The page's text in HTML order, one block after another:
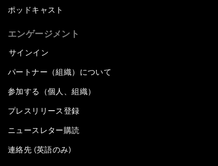
ポッドキャスト
エンゲージメント
サインイン
パートナー（組織）について
参加する（個人、組織）
プレスリリース登録
ニュースレター購読
連絡先 (英語のみ)